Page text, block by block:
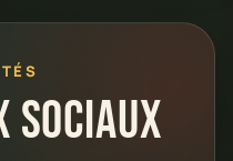
sociaux